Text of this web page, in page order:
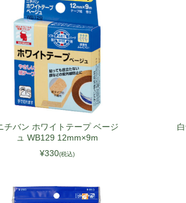
チバン ホワイトテープ ベージ
ュ WB129 12mm×9m
¥330(税込)